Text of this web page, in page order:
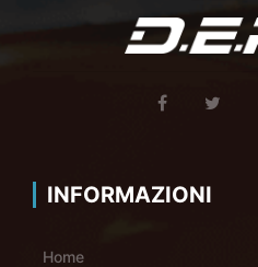
INFORMAZIONI
Home